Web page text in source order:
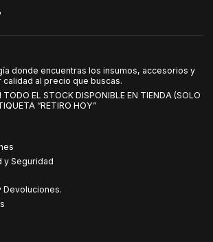
donde encuentras los insumos, accesorios y
calidad al precio que buscas.
EL STOCK DISPONIBLE EN TIENDA (SOLO
“RETIRO HOY”
y Seguridad
Devoluciones.